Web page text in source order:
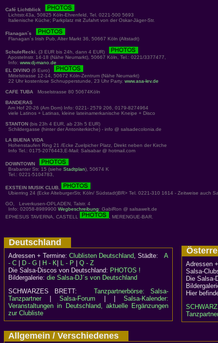
Café Lichtblick
Lichtstr.43a, 50825 Köln-Ehrenfeld, Tel. 0221-500 5693
Italienische Küche; Parkplatz mit Zufahrt von der Oskar-Jäger-Str.
Flanagan´s
Flanagan´s Irish Pub, Alter Markt 36, 50667 Köln (Altstadt)
SchuleRecki, (3 EUR bis 24h, dann 4 EUR)
Apostelnstr. 14-18 (Nähe Neumarkt), 50667 Köln, Tel.: 0221/3377477,
Info: www.dj-mano.de
EL DIVINO (6 Euro)
Mittelstrasse 12-14, 50672 Köln-Zentrum (Nähe Neumarkt)
22 Uhr kostenlose Schnupperstunde, 23 Uhr Party. www.asa-lev.de
CAFE TUBA Moselstrasse 80 50674Köln
BANDERAS
Am Hof 20-26 (Am Dom) Info: 0221- 2579 206, 0179-8274964
viele Latinos + Latinas, kleine lateinamerkanische Kneipe + Disco
STANTON (bis 23h 4 EUR, ab 23h 5 EUR)
Schildergasse (hinter der Antoniterkirche) - info @ salsadecolonia.de
LA BUENA VIDA
Hohenstaufen Ring 21 /Ecke Zuelpicher Platz, Direkt neben der Kirche
Info Tel.: 0175-2076443,E-Mail: Salsabar @ hotmail.com
DOWNTOWN
Brabanter Str. 15 (siehe Stadtplan), 50674 K
Tel.: 0221-5104783,
EXSTEIN MUSIK CLUB,
Ubierring 24 (Ecke AlteburgerStr, Köln/ Südstadt)BR> Tel. 0221-310 1614 - Zeitweise auch
GO, Leverkusen-OPLADEN, Talstr. 4
Info: 02058-8989900 Wegbeschreibung: GabiRon @ salsawelt.de
EPHESUS TAVERNA, CASTELL
, MERENGUE-BAR.
Deutschland
Adressen + Termine: Clublisten Deutschland, Städte: A
- C
D - G H - K L - P
Q - Z
Die Salsa-Discos von Deutschland: PHOTOS !
Bildergalerie: die Salsa-DJ´s von Deutschland
SCHWARZES BRETT:Tanzpartnerbörse: Salsa-
Tanzpartner|Salsa-Forum | |Salsa-Kalender:
Veranstaltungen in Deutschland, aktuelle Ergänzungen
zur Clubliste
Adressen
Salsa-
Die
Hier
Allgemein / Verschiedenes